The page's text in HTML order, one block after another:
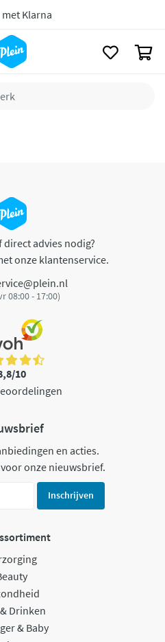
met Klarna
direct advies nodig?
onze klantenservice.
08:00 - 17:00)
10
en acties.
onze nieuwsbrief.
Inschrijven
Drinken
& Baby